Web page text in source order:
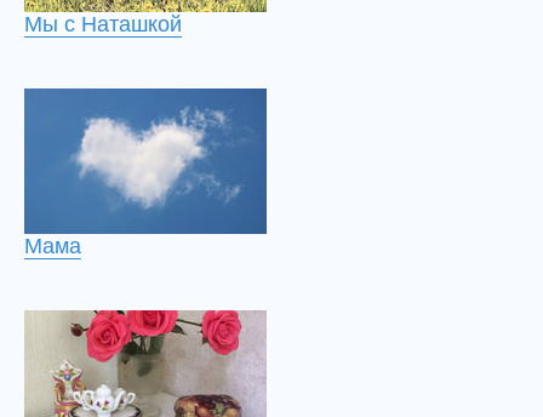
Мы с Наташкой
Мама